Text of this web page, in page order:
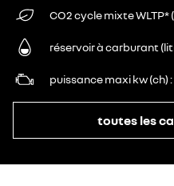
CO2 cycle mixte WLTP*
réservoir à carburant
puissance maxi kw (ch)
toutes les